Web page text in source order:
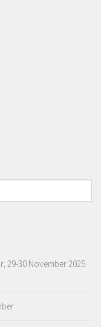
29-30 November 2025